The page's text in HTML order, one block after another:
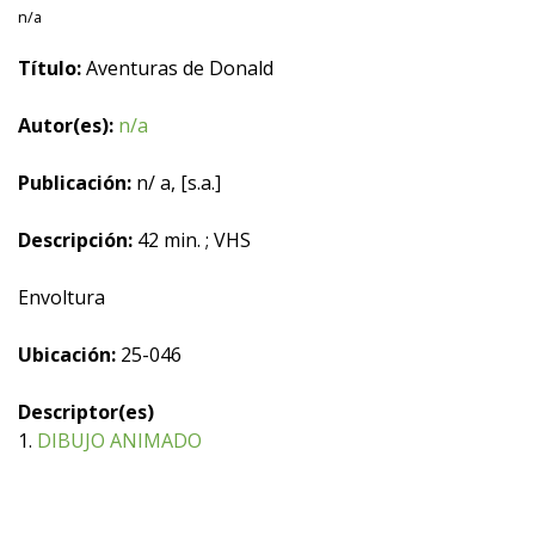
n/a
Título:Aventuras de Donald
Autor(es): n/a
Publicación: n/ a, [s.a.]
Descripción: 42 min. ; VHS
Envoltura
Ubicación: 25-046
Descriptor(es)
1. DIBUJO ANIMADO